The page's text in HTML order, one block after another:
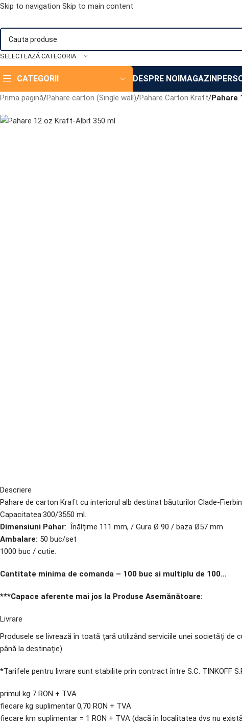
Skip to navigation Skip to main content
SELECTEAZĂ CATEGORIA
CATEGORII DESPRE NOIMAGAZIN
Prima pagină/Pahare carton (Single wall)/Pahare Carton Kraft/Pahare
Descriere
Pahare de carton Kraft cu interiorul alb destinat băuturilor Clade-
Capacitatea:300/3550 ml.
Dimensiuni Pahar: Înălțime 111 mm, / Gura Ø 90 / baza Ø57 mm
Ambalare: 50 buc/set
1000 buc / cutie.
Cantitate minima de comanda – 100 buc si multiplu de 100…
***Capace aferente mai jos la Produse Asemănătoare:
Livrare
Produsele se livrează în toată țară utilizând serviciile unei societăți de
până la destinație) .
*Tarifele pentru livrare sunt stabilite prin contract între S.C. TINKOFF
primul kg 7 RON + TVA
fiecare kg suplimentar 0,70 RON + TVA
fiecare km suplimentar = 1 RON + TVA (dacă în localitatea dvs nu